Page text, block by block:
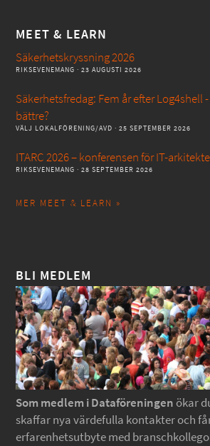
MEET & LEARN
Säkerhetskryssning 2026
RIKSEVENEMANG · 23 AUGUSTI 2026
Säkerhetsfredag: Fem år efter Log4shell
bättre?
VÄLJ LOKALFÖRENING/AVD · 25 SEPTEMBER 2026
ITARC 2026 – konferensen för IT-
RIKSEVENEMANG · 28 SEPTEMBER 2026
MER MEET & LEARN »
BLI MEDLEM
Som medlem i Dataföreningen ökar
skaffar nya värdefulla kontakter och
erfarenhetsutbyte med